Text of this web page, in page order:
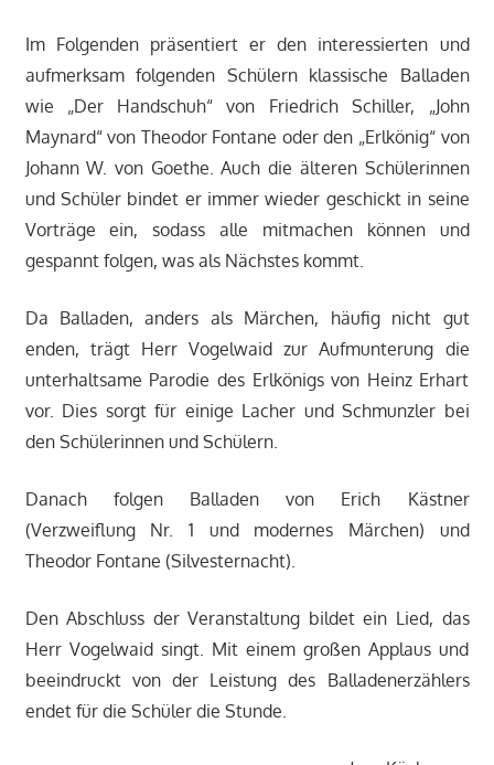
Im Folgenden präsentiert er den interessierten und
aufmerksam folgenden Schülern klassische Balladen
wie „Der Handschuh“ von Friedrich Schiller, „John
Maynard“ von Theodor Fontane oder den „Erlkönig“ von
Johann W. von Goethe. Auch die älteren Schülerinnen
und Schüler bindet er immer wieder geschickt in seine
Vorträge ein, sodass alle mitmachen können und
gespannt folgen, was als Nächstes kommt.
Da Balladen, anders als Märchen, häufig nicht gut
enden, trägt Herr Vogelwaid zur Aufmunterung die
unterhaltsame Parodie des Erlkönigs von Heinz Erhart
vor. Dies sorgt für einige Lacher und Schmunzler bei
den Schülerinnen und Schülern.
Danach folgen Balladen von Erich Kästner
(Verzweiflung Nr. 1 und modernes Märchen) und
Theodor Fontane (Silvesternacht).
Den Abschluss der Veranstaltung bildet ein Lied, das
Herr Vogelwaid singt. Mit einem großen Applaus und
beeindruckt von der Leistung des Balladenerzählers
endet für die Schüler die Stunde.